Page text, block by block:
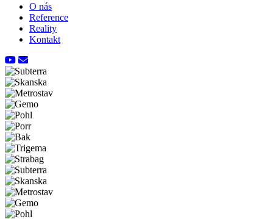
O nás
Reference
Reality
Kontakt